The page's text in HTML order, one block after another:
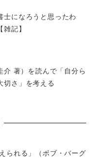
士になろうと思ったわ
記】
介 著）を読んで「自分ら
切さ」を考える
られる」（ボブ・バーグ